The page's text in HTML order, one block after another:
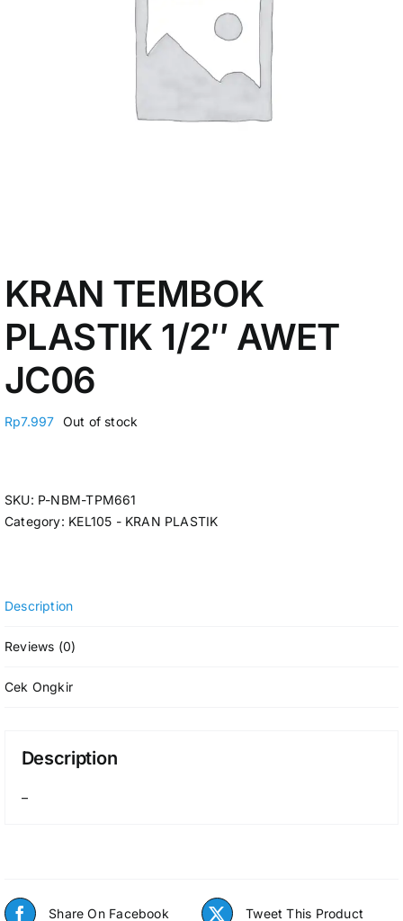
KRAN TEMBOK
PLASTIK 1/2″ AWET
JC06
Rp7.997 Out of stock
SKU: P-NBM-TPM661
Category: KEL105 - KRAN PLASTIK
Description
Reviews (0)
Cek Ongkir
Description
–
Share On Facebook Tweet This Product